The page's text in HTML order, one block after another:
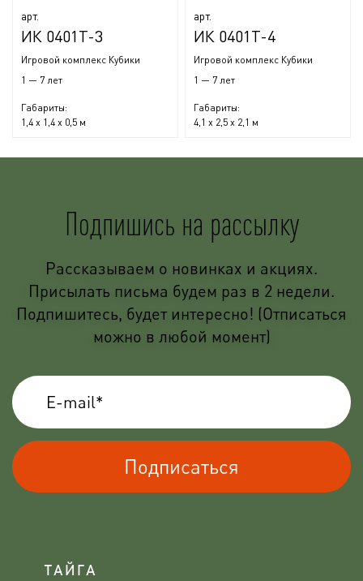
арт.
ИК 0401Т-3
Игровой комплекс Кубики
1 — 7 лет
Габариты:
1,4 x 1,4 x 0,5 м
арт.
ИК 0401Т-4
Игровой комплекс Кубики
1 — 7 лет
Габариты:
4,1 x 2,5 x 2,1 м
Подпишись на рассылку
Рассказываем о новинках и акциях.
Присылать письма будем раз в 2 недели.
Подпишитесь, будет интересно! (Отписаться
можно в любой момент)
Подписаться
ТАЙГА